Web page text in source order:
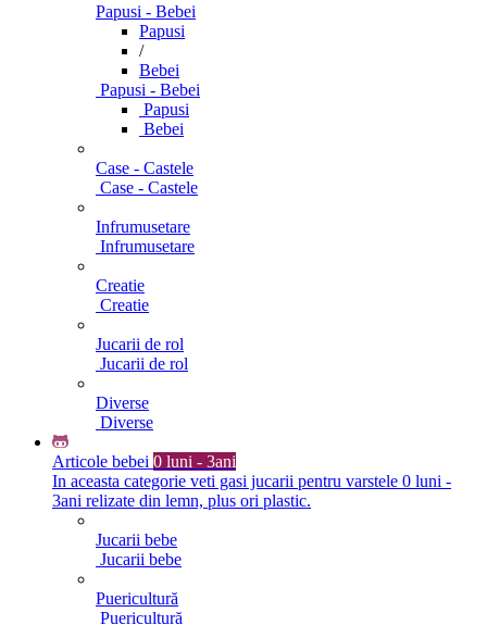
Papusi - Bebei
Papusi
/
Bebei
Papusi - Bebei
Papusi
Bebei
Case - Castele
Case - Castele
Infrumusetare
Infrumusetare
Creatie
Creatie
Jucarii de rol
Jucarii de rol
Diverse
Diverse
Articole bebei 0 luni - 3ani
In aceasta categorie veti gasi jucarii pentru varstele 0 luni -
3ani relizate din lemn, plus ori plastic.
Jucarii bebe
Jucarii bebe
Puericultură
Puericultură